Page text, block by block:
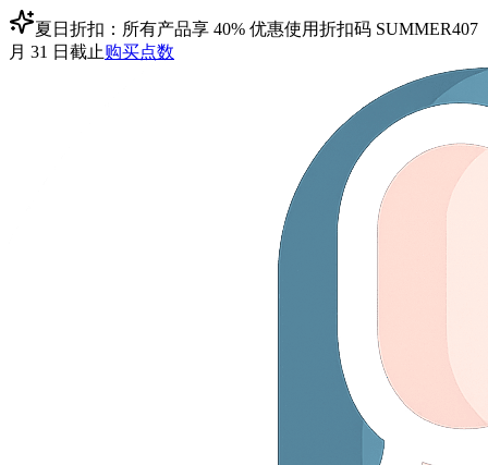
夏日折扣：所有产品享 40% 优惠使用折扣码 SUMMER407
月 31 日截止购买点数